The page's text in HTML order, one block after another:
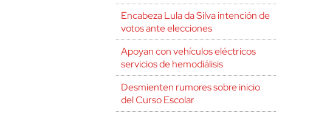
Encabeza Lula da Silva intención de
votos ante elecciones
Apoyan con vehículos eléctricos
servicios de hemodiálisis
Desmienten rumores sobre inicio
del Curso Escolar